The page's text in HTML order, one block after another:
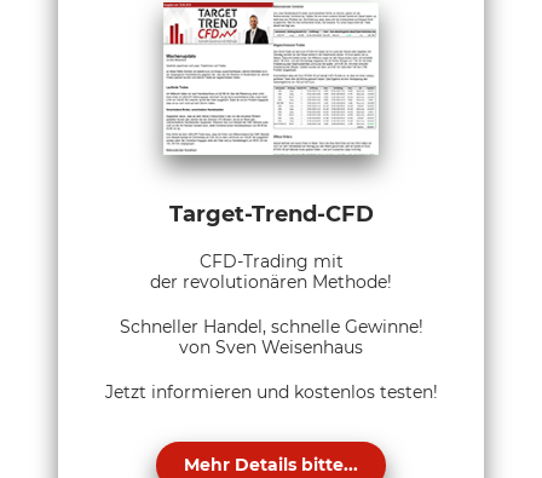
Target-Trend-CFD
CFD-Trading mit
der revolutionären Methode!
Schneller Handel, schnelle Gewinne!
von Sven Weisenhaus
Jetzt informieren und kostenlos testen!
Mehr Details bitte...